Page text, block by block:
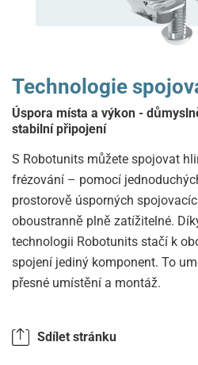
Technologie
Úspora místa a výkon -
stabilní připojení
S Robotunits můžete spojovat
frézování – pomocí
prostorově úsporných
oboustranně plně zatížitelné.
technologii Robotunits stačí k
spojení jediný komponent. To
přesné umístění a montáž.
Sdílet stránku